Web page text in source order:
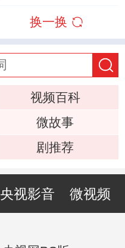
换一换
视频百科
微故事
剧推荐
央视影音 微视频